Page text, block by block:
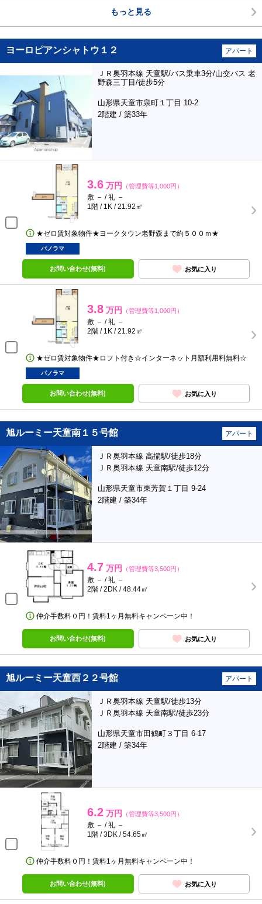
もっと見る
ヨーロピアンシャトウ１２ アパート
ＪＲ奥羽本線 天童駅/バス乗車3分/山交バス 老
野森三丁目/徒歩5分
山形県天童市泉町１丁目 10-2
2階建 / 築33年
3.6 万円 （管理費等1,000円）
敷 － / 礼 －
1階 / 1K / 21.92㎡
★ゼロ賃対象物件★ヨークタウン老野森まで約５００ｍ★
パノラマ
お問い合わせ(無料) お気に入り
3.8 万円 （管理費等1,000円）
敷 － / 礼 －
2階 / 1K / 21.92㎡
★ゼロ賃対象物件★ロフト付き☆インターネット月額利用料無料☆
パノラマ
お問い合わせ(無料) お気に入り
旭ルーミー天童南１５号館 アパート
ＪＲ奥羽本線 高擶駅/徒歩18分
ＪＲ奥羽本線 天童南駅/徒歩12分
山形県天童市東芳賀１丁目 9-24
2階建 / 築34年
4.7 万円 （管理費等3,500円）
敷 － / 礼 －
2階 / 2DK / 48.44㎡
仲介手数料０円！賃料1ヶ月無料キャンペーン中！
お問い合わせ(無料) お気に入り
旭ルーミー天童西２２号館 アパート
ＪＲ奥羽本線 天童駅/徒歩13分
ＪＲ奥羽本線 天童南駅/徒歩23分
山形県天童市田鶴町３丁目 6-17
2階建 / 築34年
6.2 万円 （管理費等3,500円）
敷 － / 礼 －
1階 / 3DK / 54.65㎡
仲介手数料０円！賃料1ヶ月無料キャンペーン中！
お問い合わせ(無料) お気に入り